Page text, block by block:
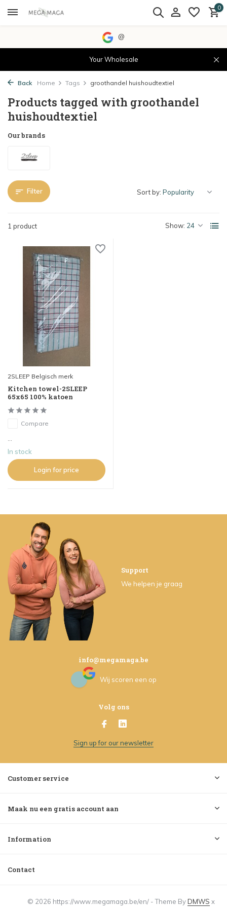
0
@
Your Wholesale
Back Home Tags groothandel huishoudtextiel
Products tagged with groothandel
huishoudtextiel
Our brands
Filter
1 product Show:
Sort by:
2SLEEP Belgisch merk
Kitchen towel-2SLEEP
65x65 100% katoen
Compare
...
In stock
Login for price
Support
We helpen je graag
info@megamaga.be
Wij scoren een op
Volg ons
Sign up for our newsletter
Customer service
Maak nu een gratis account aan
Information
Contact
© 2026 https://www.megamaga.be/en/ - Theme ByDMWS x